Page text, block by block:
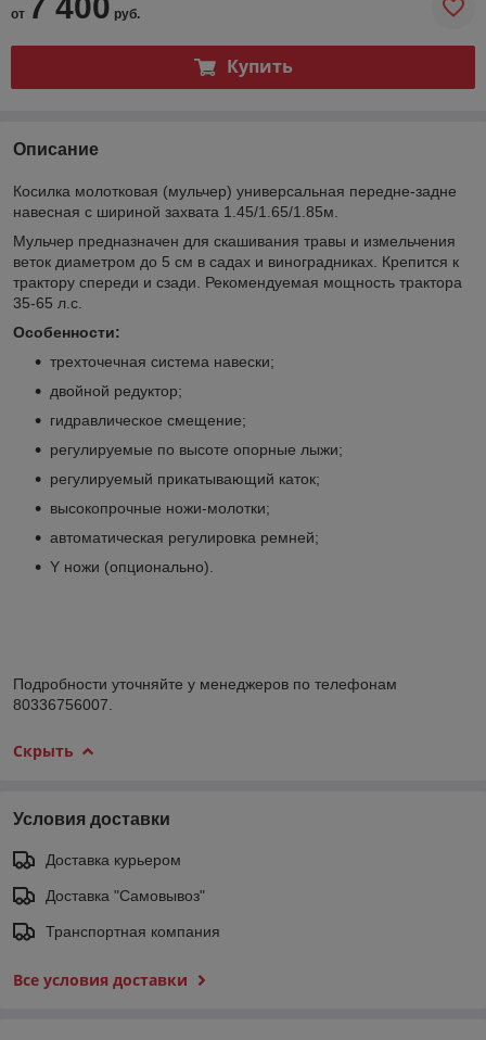
от руб.
Купить
Описание
Косилка молотковая (мульчер) универсальная передне-задне
навесная с шириной захвата 1.45/1.65/1.85м.
Мульчер предназначен для скашивания травы и измельчения
веток диаметром до 5 см в садах и виноградниках. Крепится к
трактору спереди и сзади. Рекомендуемая мощность трактора
35-65 л.с.
Особенности:
трехточечная система навески;
двойной редуктор;
гидравлическое смещение;
регулируемые по высоте опорные лыжи;
регулируемый прикатывающий каток;
высокопрочные ножи-молотки;
автоматическая регулировка ремней;
Y ножи (опционально).
Подробности уточняйте у менеджеров по телефонам
80336756007.
Скрыть
Условия доставки
Доставка курьером
Доставка "Самовывоз"
Транспортная компания
Все условия доставки